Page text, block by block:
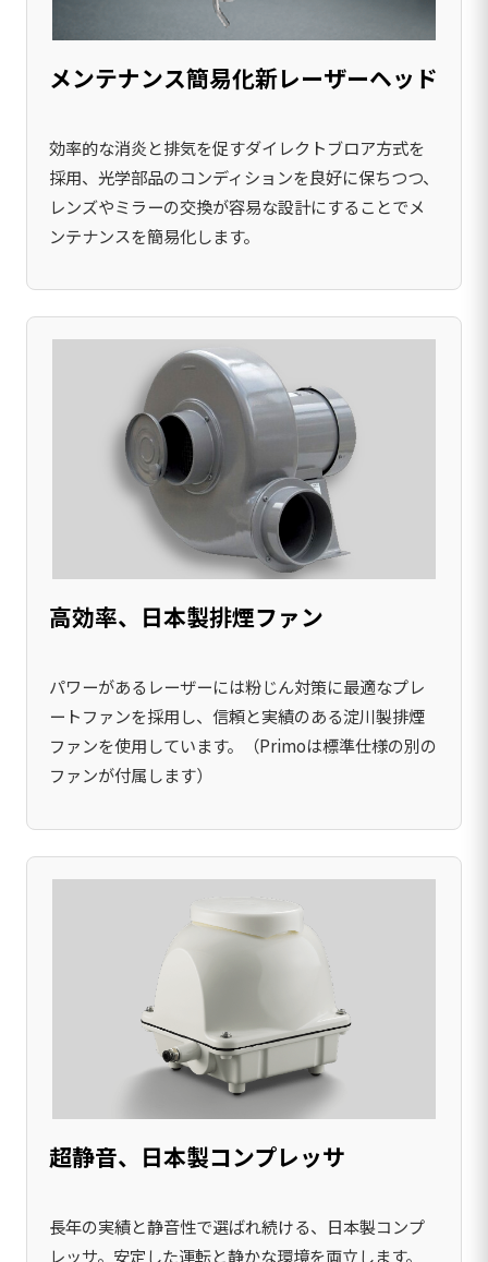
メンテナンス簡易化新レーザーヘッド
効率的な消炎と排気を促すダイレクトブロア方式を
採用、光学部品のコンディションを良好に保ちつつ、
レンズやミラーの交換が容易な設計にすることでメ
ンテナンスを簡易化します。
高効率、日本製排煙ファン
パワーがあるレーザーには粉じん対策に最適なプレ
ートファンを採用し、信頼と実績のある淀川製排煙
ファンを使用しています。（Primoは標準仕様の別の
ファンが付属します）
超静音、日本製コンプレッサ
長年の実績と静音性で選ばれ続ける、日本製コンプ
レッサ。安定した運転と静かな環境を両立します。